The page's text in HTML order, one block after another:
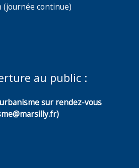
(journée continue)
au public :
sur rendez-vous